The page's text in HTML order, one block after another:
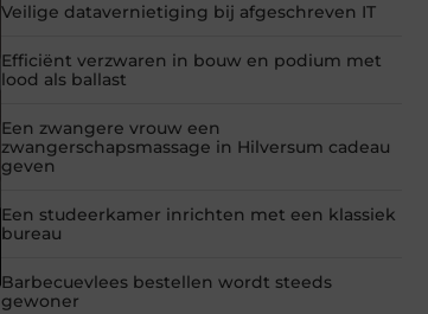
Veilige datavernietiging bij afgeschreven IT
Efficiënt verzwaren in bouw en podium met
lood als ballast
Een zwangere vrouw een
zwangerschapsmassage in Hilversum cadeau
geven
Een studeerkamer inrichten met een klassiek
bureau
Barbecuevlees bestellen wordt steeds
gewoner